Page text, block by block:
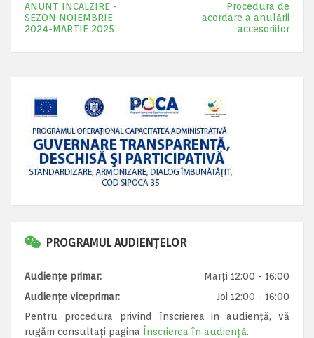
ANUNT INCALZIRE -
SEZON NOIEMBRIE
2024-MARTIE 2025
Procedura de
acordare a anulării
accesoriilor
PROGRAMUL AUDIENȚELOR
Audiențe primar:
Marți 12:00 - 16:00
Audiențe viceprimar:
Joi 12:00 - 16:00
Pentru procedura privind înscrierea in audiență, vă
rugăm consultați pagina Înscrierea în audiență.